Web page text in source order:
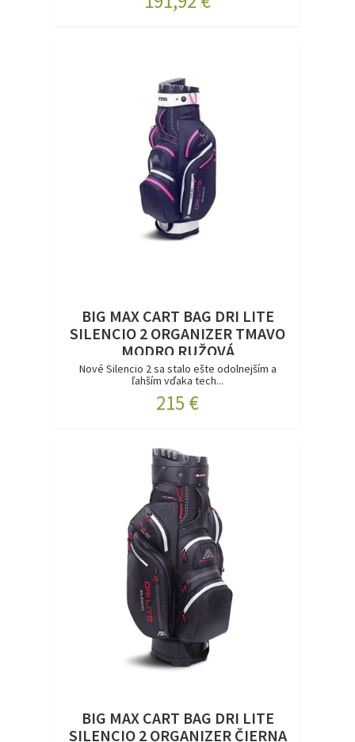
BIG MAX CART BAG DRI LITE
SILENCIO 2 ORGANIZER TMAVO
MODRO RUŽOVÁ
Nové Silencio 2 sa stalo ešte odolnejším a
ľahším vďaka tech...
215 €
BIG MAX CART BAG DRI LITE
SILENCIO 2 ORGANIZER ČIERNA